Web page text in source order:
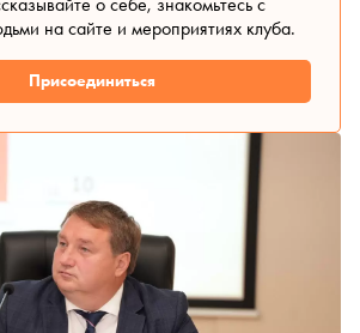
на сайте и мероприятиях клуба.
Присоединиться